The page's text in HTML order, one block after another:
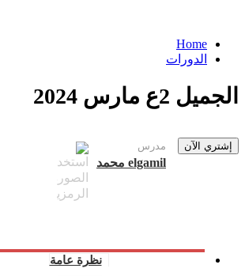
Home
الدورات
الجميل 2ع مارس 2024
مدرس
elgamil محمد
إشتري الآن
نظرة عامة